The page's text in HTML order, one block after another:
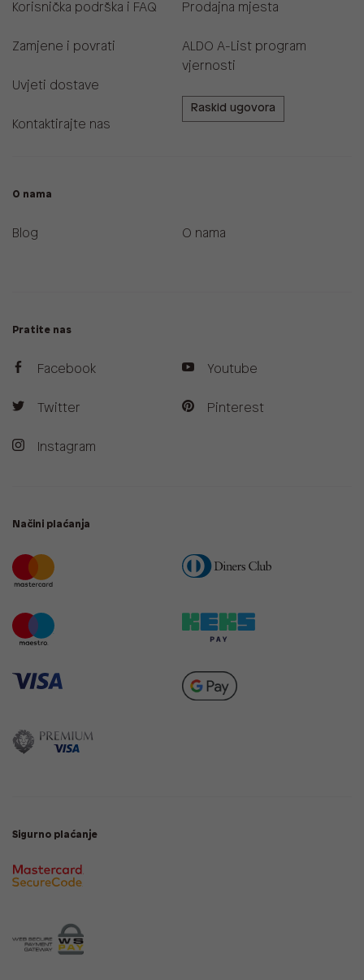
Korisnička podrška i FAQ
Zamjene i povrati
Uvjeti dostave
Kontaktirajte nas
Prodajna mjesta
ALDO A-List program
vjernosti
Raskid ugovora
O nama
Blog O nama
Pratite nas
Facebook
Twitter
Instagram
Youtube
Pinterest
Načini plaćanja
Sigurno plaćanje